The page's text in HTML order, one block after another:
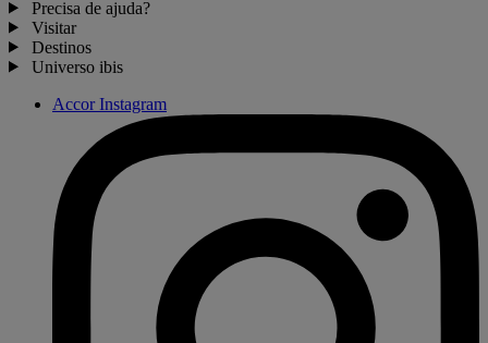
Precisa de ajuda?
Visitar
Destinos
Universo ibis
Accor Instagram